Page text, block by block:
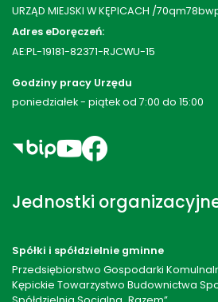
URZĄD MIEJSKI W KĘPICACH /
Adres eDoręczeń:
AE:PL-19181-82371-RJCWU-15
Godziny pracy Urzędu
poniedziałek - piątek od 7:00 do 15:00
Jednostki
Spółki i spółdzielnie gminne
Przedsiębiorstwo Gospodarki
Kępickie Towarzystwo Budownictwa